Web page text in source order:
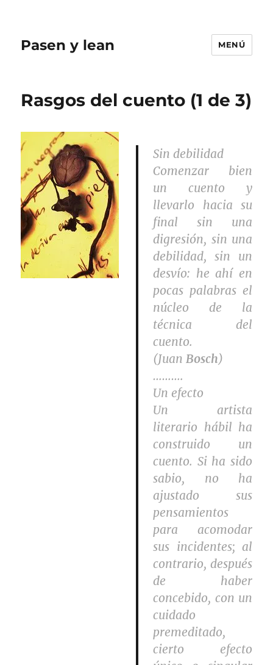
Pasen y lean MENÚ
Rasgos del cuento (1 de 3)
Sin debilidad
Comenzar bien
un cuento y
llevarlo hacia su
final sin una
digresión, sin una
debilidad, sin un
desvío: he ahí en
pocas palabras el
núcleo de la
técnica del
cuento.
(JuanBosch)
……….
Un efecto
Un artista
literario hábil ha
construido un
cuento. Si ha sido
sabio, no ha
ajustado sus
pensamientos
para acomodar
sus incidentes; al
contrario, después
de haber
concebido, con un
cuidado
premeditado,
cierto efecto